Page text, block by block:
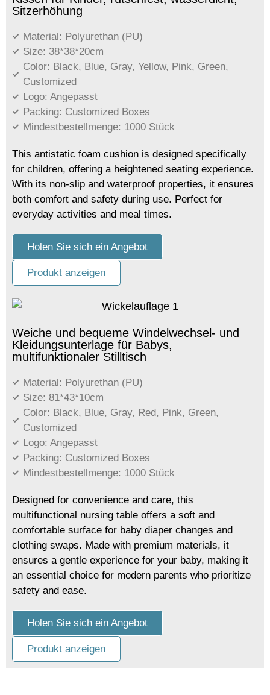
Sitzerhöhung
Material: Polyurethan (PU)
Size: 38*38*20cm
Color: Black, Blue, Gray, Yellow, Pink, Green,
Customized
Logo: Angepasst
Packing: Customized Boxes
Mindestbestellmenge: 1000 Stück
This antistatic foam cushion is designed specifically
for children, offering a heightened seating experience.
With its non-slip and waterproof properties, it ensures
both comfort and safety during use. Perfect for
everyday activities and meal times.
Holen Sie sich ein Angebot
Produkt anzeigen
Weiche und bequeme Windelwechsel- und
Kleidungsunterlage für Babys,
multifunktionaler Stilltisch
Material: Polyurethan (PU)
Size: 81*43*10cm
Color: Black, Blue, Gray, Red, Pink, Green,
Customized
Logo: Angepasst
Packing: Customized Boxes
Mindestbestellmenge: 1000 Stück
Designed for convenience and care, this
multifunctional nursing table offers a soft and
comfortable surface for baby diaper changes and
clothing swaps. Made with premium materials, it
ensures a gentle experience for your baby, making it
an essential choice for modern parents who prioritize
safety and ease.
Holen Sie sich ein Angebot
Produkt anzeigen